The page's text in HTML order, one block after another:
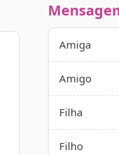
Amiga
Amigo
Filha
Filho